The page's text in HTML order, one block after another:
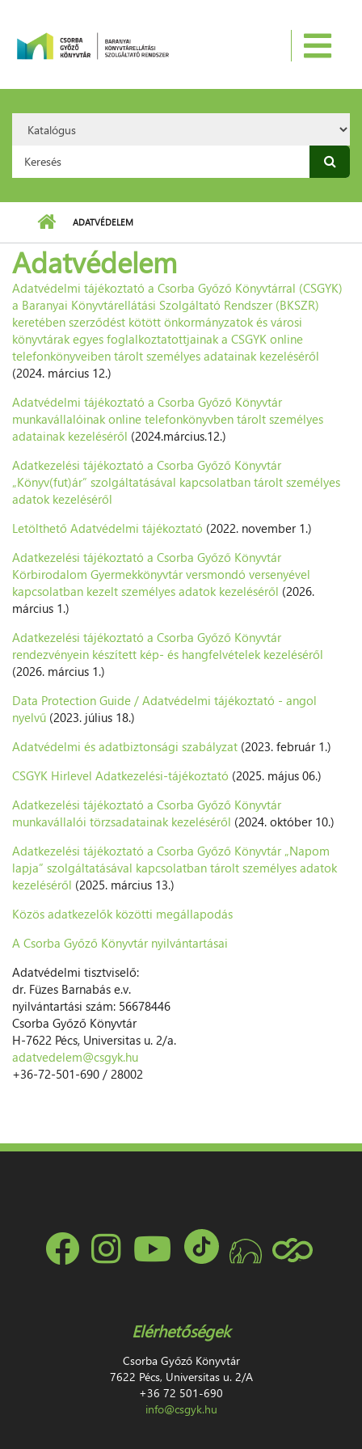
Option:
Keresés űrlap
ADATVÉDELEM
Adatvédelem
Adatvédelmi tájékoztató a Csorba Győző Könyvtárral (CSGYK)
a Baranyai Könyvtárellátási Szolgáltató Rendszer (BKSZR)
keretében szerződést kötött önkormányzatok és városi
könyvtárak egyes foglalkoztatottjainak a CSGYK online
telefonkönyveiben tárolt személyes adatainak kezeléséről
(2024. március 12.)
Adatvédelmi tájékoztató a Csorba Győző Könyvtár
munkavállalóinak online telefonkönyvben tárolt személyes
adatainak kezeléséről (2024.március.12.)
Adatkezelési tájékoztató a Csorba Győző Könyvtár
„Könyv(fut)ár” szolgáltatásával kapcsolatban tárolt személyes
adatok kezeléséről
Letölthető Adatvédelmi tájékoztató (2022. november 1.)
Adatkezelési tájékoztató a Csorba Győző Könyvtár
Körbirodalom Gyermekkönyvtár versmondó versenyével
kapcsolatban kezelt személyes adatok kezeléséről (2026.
március 1.)
Adatkezelési tájékoztató a Csorba Győző Könyvtár
rendezvényein készített kép- és hangfelvételek kezeléséről
(2026. március 1.)
Data Protection Guide / Adatvédelmi tájékoztató - angol
nyelvű (2023. július 18.)
Adatvédelmi és adatbiztonsági szabályzat (2023. február 1.)
CSGYK Hirlevel Adatkezelési-tájékoztató (2025. május 06.)
Adatkezelési tájékoztató a Csorba Győző Könyvtár
munkavállalói törzsadatainak kezeléséről (2024. október 10.)
Adatkezelési tájékoztató a Csorba Győző Könyvtár „Napom
lapja” szolgáltatásával kapcsolatban tárolt személyes adatok
kezeléséről (2025. március 13.)
Közös adatkezelők közötti megállapodás
A Csorba Győző Könyvtár nyilvántartásai
Adatvédelmi tisztviselő:
dr. Füzes Barnabás e.v.
nyilvántartási szám: 56678446
Csorba Győző Könyvtár
H-7622 Pécs, Universitas u. 2/a.
adatvedelem@csgyk.hu
+36-72-501-690 / 28002
Elérhetőségek
Csorba Győző Könyvtár
7622 Pécs, Universitas u. 2/A
+36 72 501-690
info@csgyk.hu